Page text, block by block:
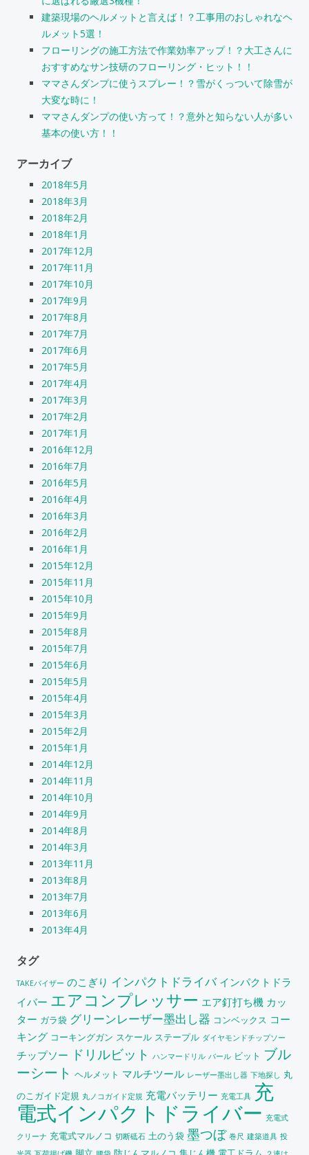
建築現場のヘルメットと言えば！？工事用のおしゃれなヘ
ルメット5選！
フローリングの施工方法で作業効率アップ！？大工さんに
おすすめなサン技研のフローリング・ヒット！！
ママさんダンプに使うスプレー！？雪がくっついて除雪が
大変な時に！
ママさんダンプの使い方って！？意外と知らない人が多い
基本の使い方！！
アーカイブ
2018年5月
2018年3月
2018年2月
2018年1月
2017年12月
2017年11月
2017年10月
2017年9月
2017年8月
2017年7月
2017年6月
2017年5月
2017年4月
2017年3月
2017年2月
2017年1月
2016年12月
2016年7月
2016年5月
2016年4月
2016年3月
2016年2月
2016年1月
2015年12月
2015年11月
2015年10月
2015年9月
2015年8月
2015年7月
2015年6月
2015年5月
2015年4月
2015年3月
2015年2月
2015年1月
2014年12月
2014年11月
2014年10月
2014年9月
2014年8月
2014年3月
2013年11月
2013年8月
2013年7月
2013年6月
2013年4月
タグ
TAKEバイザー のこぎり インパクトドライバ インパクトドラ
イバー エアコンプレッサー エア釘打ち機 カッ
ター ガラ袋 グリーンレーザー墨出し器 コンベックス コー
キング コーキングガン スケール ステープル ダイヤモンドチップソー
チップソー ドリルビット ハンマードリル バール ビット ブル
ーシート ヘルメット マルチツール レーザー墨出し器 下地探し 丸
のこガイド定規 丸ノコガイド定規 充電バッテリー 充電工具 充
電式インパクトドライバー 充電式
クリーナ 充電式マルノコ 切断砥石 土のう袋 墨つぼ 巻尺 建築道具 投